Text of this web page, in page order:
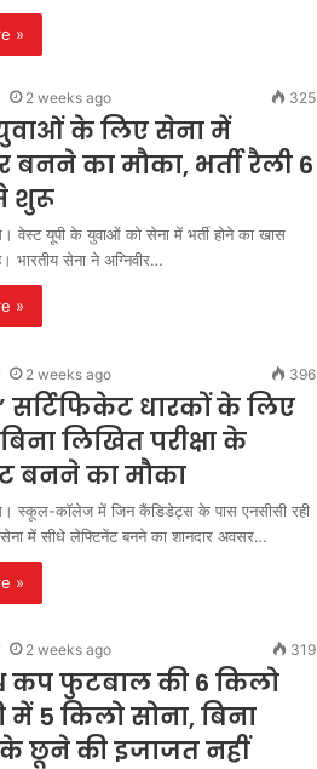
»
2 weeks ago 325
के लिए सेना में
बनने का मौका, भर्ती रैली 6
शुरू
वेस्ट यूपी के युवाओं को सेना में भर्ती होने का खास
भारतीय सेना ने अग्निवीर…
»
2 weeks ago 396
सर्टिफिकेट धारकों के लिए
लिखित परीक्षा के
बनने का मौका
स्कूल-कॉलेज में जिन कैंडिडेट्स के पास एनसीसी रही
सेना में सीधे लेफ्टिनेंट बनने का शानदार अवसर…
»
2 weeks ago 319
कप फुटबाल की 6 किलो
में 5 किलो सोना, बिना
के छूने की इजाजत नहीं